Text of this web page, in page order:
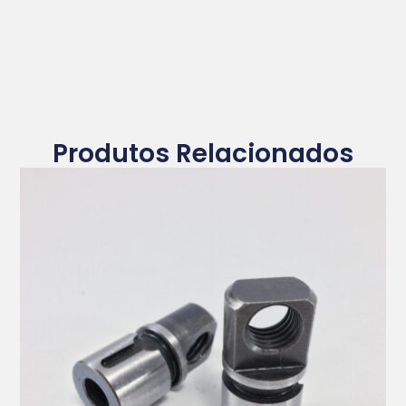
Produtos Relacionados